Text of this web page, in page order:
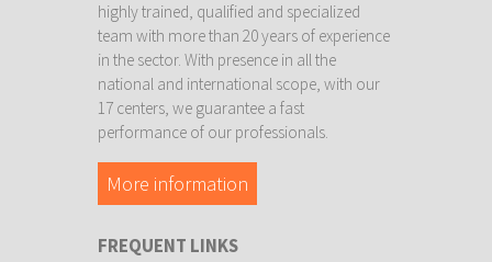
highly trained, qualified and specialized
team with more than 20 years of experience
in the sector. With presence in all the
national and international scope, with our
17 centers, we guarantee a fast
performance of our professionals.
More information
FREQUENT LINKS